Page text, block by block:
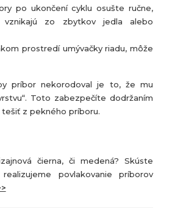
po ukončení cyklu osušte ručne,
vznikajú zo zbytkov jedla alebo
prostredí umývačky riadu, môže
príbor nekorodoval je to, že mu
Toto zabezpečíte dodržaním
z pekného príboru.
čierna, či medená? Skúste
povlakovanie príborov